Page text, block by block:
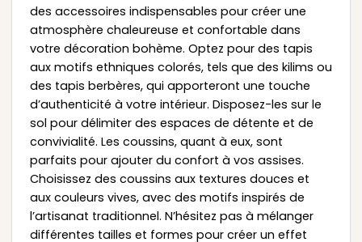
des accessoires indispensables pour créer une
atmosphère chaleureuse et confortable dans
votre décoration bohème. Optez pour des tapis
aux motifs ethniques colorés, tels que des kilims ou
des tapis berbères, qui apporteront une touche
d’authenticité à votre intérieur. Disposez-les sur le
sol pour délimiter des espaces de détente et de
convivialité. Les coussins, quant à eux, sont
parfaits pour ajouter du confort à vos assises.
Choisissez des coussins aux textures douces et
aux couleurs vives, avec des motifs inspirés de
l’artisanat traditionnel. N’hésitez pas à mélanger
différentes tailles et formes pour créer un effet